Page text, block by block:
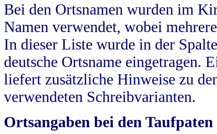
Bei den Ortsnamen wurden im
Namen verwendet, wobei
In dieser Liste wurde in der
deutsche Ortsname eingetragen.
liefert zusätzliche Hinweise zu
verwendeten Schreibvarianten.
Ortsangaben bei den Taufpaten